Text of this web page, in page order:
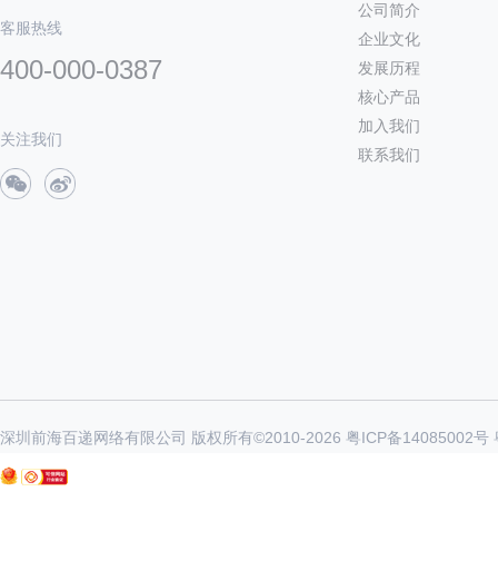
客服热线
400-000-0387
关注我们
公司简介
企业文化
发展历程
核心产品
加入我们
联系我们
深圳前海百递网络有限公司 版权所有©2010-2026 粤ICP备14085002号